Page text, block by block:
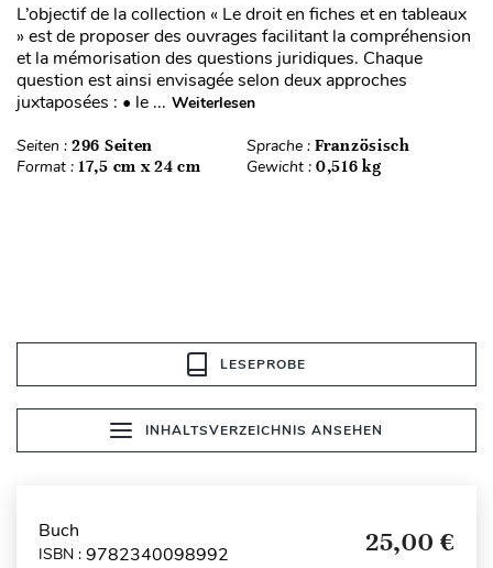
L’objectif de la collection « Le droit en fiches et en tableaux
» est de proposer des ouvrages facilitant la compréhension
et la mémorisation des questions juridiques. Chaque
question est ainsi envisagée selon deux approches
juxtaposées : • le ... Weiterlesen
Seiten : 296 Seiten Sprache : Französisch
Format : 17,5 cm x 24 cm Gewicht : 0,516 kg
LESEPROBE
INHALTSVERZEICHNIS ANSEHEN
Buch
ISBN : 9782340098992 25,00 €